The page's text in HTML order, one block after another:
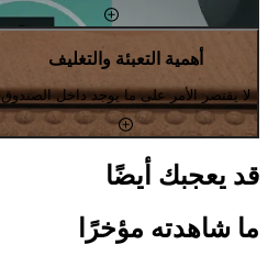
أهمية التعبئة والتغليف
لا يقتصر الأمر على ما يوجد داخل الصندوق
قد يعجبك أيضًا
ما شاهدته مؤخرًا